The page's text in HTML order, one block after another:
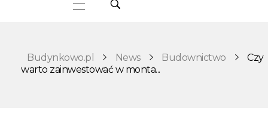
Budynkowo.pl News Budownictwo
Czy
warto zainwestować w monta...